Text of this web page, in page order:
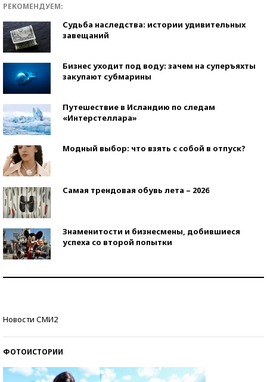
РЕКОМЕНДУЕМ:
Судьба наследства: истории удивительных
завещаний
Бизнес уходит под воду: зачем на суперъяхты
закупают субмарины
Путешествие в Исландию по следам
«Интерстеллара»
Модный выбор: что взять с собой в отпуск?
Самая трендовая обувь лета – 2026
Знаменитости и бизнесмены, добившиеся
успеха со второй попытки
Новости СМИ2
ФОТОИСТОРИИ